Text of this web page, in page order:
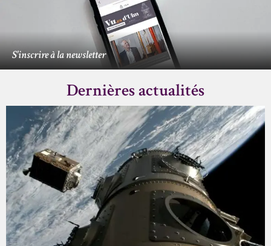
S'inscrire à la newsletter
Dernières actualités